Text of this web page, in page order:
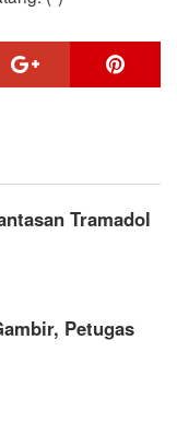
Tramadol
Petugas